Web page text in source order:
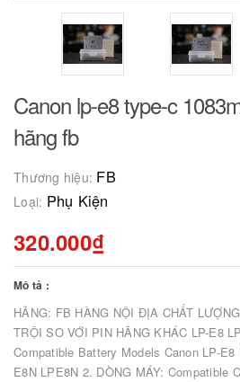
Canon lp-e8 type-c
hãng fb
Thương hiệu: FB
Loại: Phụ Kiện
320.000₫
Mô tả :
HÃNG: FB HÀNG NỘI ĐỊA CHẤT
TRỘI SO VỚI PIN HÃNG KHÁC LP-E8
Compatible Battery Models Canon LP-
E8N LPE8N 2. DÒNG MÁY: Compatible